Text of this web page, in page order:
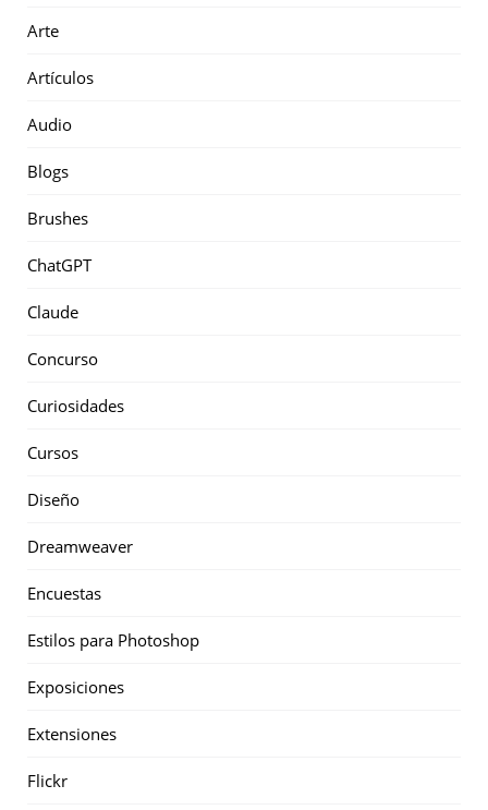
Arte
Artículos
Audio
Blogs
Brushes
ChatGPT
Claude
Concurso
Curiosidades
Cursos
Diseño
Dreamweaver
Encuestas
Estilos para Photoshop
Exposiciones
Extensiones
Flickr